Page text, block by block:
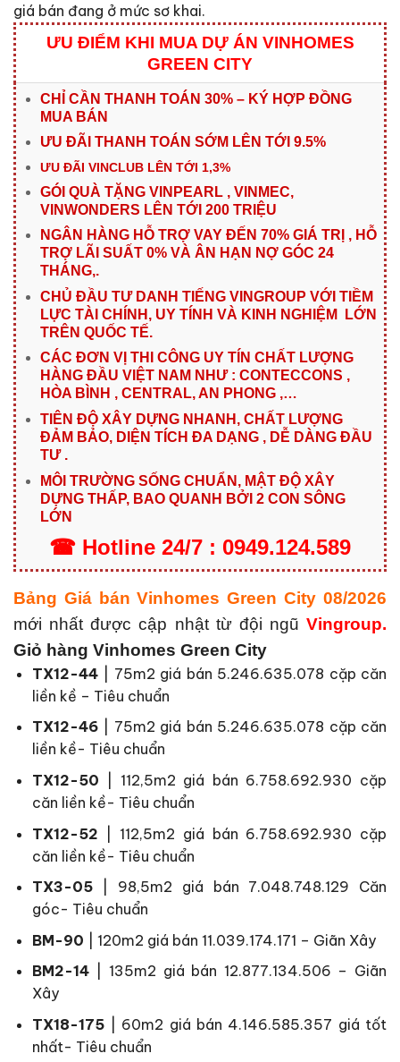
giá bán đang ở mức sơ khai.
ƯU ĐIỂM KHI MUA DỰ ÁN VINHOMES
GREEN CITY
CHỈ CẦN THANH TOÁN 30% – KÝ HỢP ĐỒNG
MUA BÁN
ƯU ĐÃI THANH TOÁN SỚM LÊN TỚI 9.5%
ƯU ĐÃI VINCLUB LÊN TỚI 1,3%
GÓI QUÀ TẶNG VINPEARL , VINMEC,
VINWONDERS LÊN TỚI 200 TRIỆU
NGÂN HÀNG HỖ TRỢ VAY ĐẾN 70% GIÁ TRỊ , HỖ
TRỢ LÃI SUẤT 0% VÀ ÂN HẠN NỢ GÓC 24
THÁNG,.
CHỦ ĐẦU TƯ DANH TIẾNG VINGROUP VỚI TIỀM
LỰC TÀI CHÍNH, UY TÍNH VÀ KINH NGHIỆM LỚN
TRÊN QUỐC TẾ.
CÁC ĐƠN VỊ THI CÔNG UY TÍN CHẤT LƯỢNG
HÀNG ĐẦU VIỆT NAM NHƯ : CONTECCONS ,
HÒA BÌNH , CENTRAL, AN PHONG ,…
TIÊN ĐỘ XÂY DỰNG NHANH, CHẤT LƯỢNG
ĐẢM BẢO, DIỆN TÍCH ĐA DẠNG , DỄ DÀNG ĐẦU
TƯ .
MÔI TRƯỜNG SỐNG CHUẨN, MẬT ĐỘ XÂY
DỰNG THẤP, BAO QUANH BỞI 2 CON SÔNG
LỚN
☎ Hotline 24/7 : 0949.124.589
Bảng Giá bán Vinhomes Green City 08/2026
mới nhất được cập nhật từ đội ngũ Vingroup.
Giỏ hàng Vinhomes Green City
TX12-44| 75m2 giá bán 5.246.635.078 cặp căn
liền kề – Tiêu chuẩn
TX12-46| 75m2 giá bán 5.246.635.078 cặp căn
liền kề- Tiêu chuẩn
TX12-50 | 112,5m2 giá bán 6.758.692.930 cặp
căn liền kề- Tiêu chuẩn
TX12-52 | 112,5m2 giá bán 6.758.692.930 cặp
căn liền kề- Tiêu chuẩn
TX3-05| 98,5m2 giá bán 7.048.748.129 Căn
góc- Tiêu chuẩn
BM-90 | 120m2 giá bán 11.039.174.171 – Giãn Xây
BM2-14| 135m2 giá bán 12.877.134.506 – Giãn
Xây
TX18-175| 60m2 giá bán 4.146.585.357 giá tốt
nhất- Tiêu chuẩn